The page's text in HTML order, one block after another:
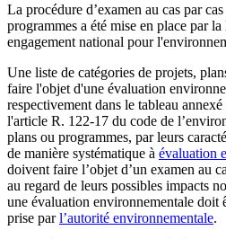
La procédure d’examen au cas par
programmes a été mise en place par
engagement national pour
Une liste de catégories de projets,
faire l'objet d'une évaluation
respectivement dans le tableau
l'article R. 122-17 du code de
plans ou programmes, par leurs
de manière systématique à évaluation
doivent faire l’objet d’un examen au
au regard de leurs possibles impacts
une évaluation environnementale doit
prise parl’autorité environnementale.